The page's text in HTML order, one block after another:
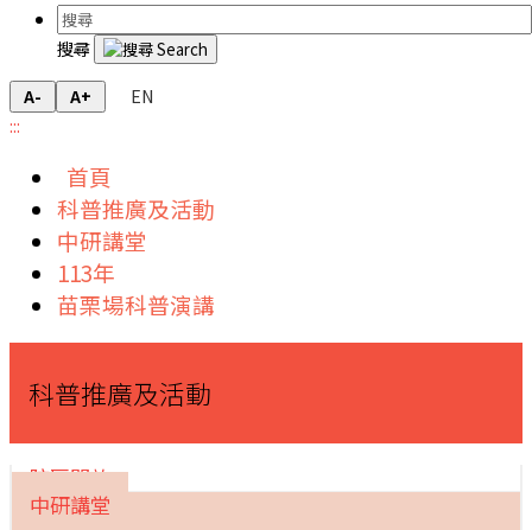
搜尋
A- A+
EN
:::
首頁
科普推廣及活動
中研講堂
113年
苗栗場科普演講
科普推廣及活動
院區開放
中研講堂